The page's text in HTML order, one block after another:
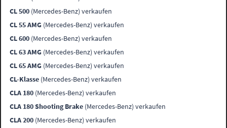
CL 500 (Mercedes-Benz) verkaufen
CL 55 AMG (Mercedes-Benz) verkaufen
CL 600 (Mercedes-Benz) verkaufen
CL 63 AMG (Mercedes-Benz) verkaufen
CL 65 AMG (Mercedes-Benz) verkaufen
CL-Klasse (Mercedes-Benz) verkaufen
CLA 180 (Mercedes-Benz) verkaufen
CLA 180 Shooting Brake (Mercedes-Benz) verkaufen
CLA 200 (Mercedes-Benz) verkaufen